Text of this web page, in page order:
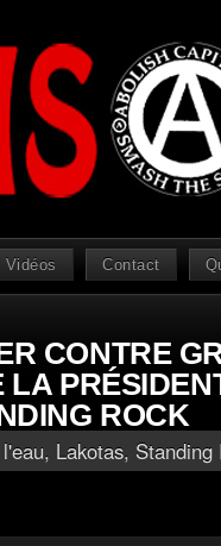
Vidéos Contact
CONTRE
ROCK
, Lakotas, Standing